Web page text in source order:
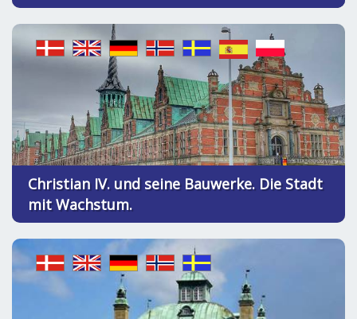
Christian IV. und seine Bauwerke. Die Stadt
mit Wachstum.